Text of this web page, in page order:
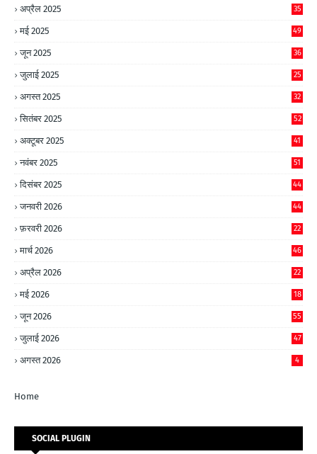
अप्रैल 2025 35
मई 2025 49
जून 2025 36
जुलाई 2025 25
अगस्त 2025 32
सितंबर 2025 52
अक्टूबर 2025 41
नवंबर 2025 51
दिसंबर 2025 44
जनवरी 2026 44
फ़रवरी 2026 22
मार्च 2026 46
अप्रैल 2026 22
मई 2026 18
जून 2026 55
जुलाई 2026 47
अगस्त 2026 4
Home
SOCIAL PLUGIN